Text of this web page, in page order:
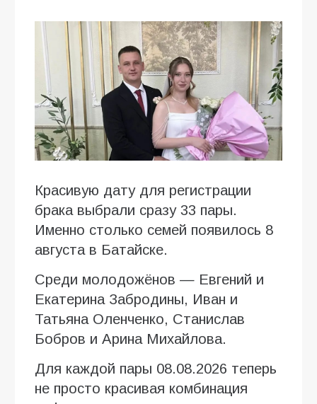
Красивую дату для регистрации
брака выбрали сразу 33 пары.
Именно столько семей появилось 8
августа в Батайске.
Среди молодожёнов — Евгений и
Екатерина Забродины, Иван и
Татьяна Оленченко, Станислав
Бобров и Арина Михайлова.
Для каждой пары 08.08.2026 теперь
не просто красивая комбинация